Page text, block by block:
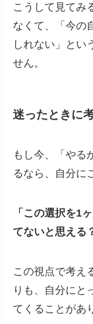
こうして見てみ
なくて、「今の
しれない」とい
せん。
迷ったときに
もし今、「やる
るなら、自分に
「この選択を1
てないと思える
この視点で考え
りも、自分にと
てくることがあ